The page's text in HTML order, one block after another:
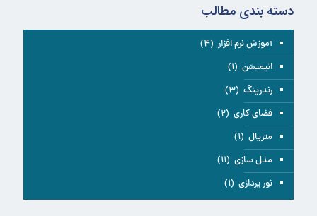
دسته بندی مطالب
آموزش نرم افزار (۴)
انیمیشن (۱)
رندرینگ (۳)
فضای کاری (۲)
متریال (۱)
مدل سازی (۱۱)
نور پردازی (۱)